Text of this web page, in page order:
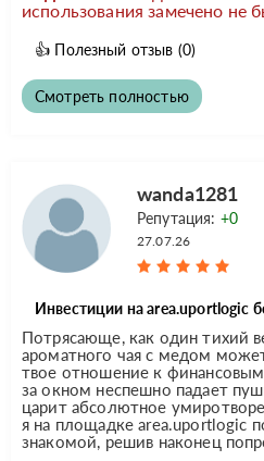
использования замечено не
👍 Полезный отзыв (0)
Смотреть полностью
wanda1281
Репутация: +0
27.07.26
Инвестиции на area.uportlogic
Потрясающе, как один тихий
ароматного чая с медом
твое отношение к
за окном неспешно падает
царит абсолютное
я на площадке area.uportlogic
знакомой, решив наконец